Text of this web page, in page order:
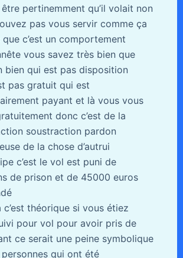
pertinemment qu’il volait non
pas vous servir comme ça
c’est un comportement
vous savez très bien que
bien qui est pas disposition
pas gratuit qui est
payant et là vous vous
donc c’est de la
soustraction pardon
de la chose d’autrui
c’est le vol est puni de
de prison et de 45000 euros
c’est théorique si vous étiez
pour vol pour avoir pris de
ce serait une peine symbolique
personnes qui ont été